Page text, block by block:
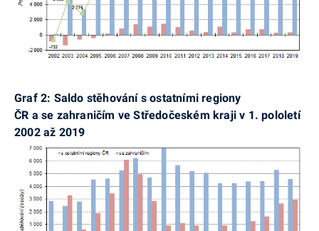
Graf 2: Saldo stěhování s ostatními regiony
ČR a se zahraničím ve Středočeském kraji v 1. pololetí
2002 až 2019